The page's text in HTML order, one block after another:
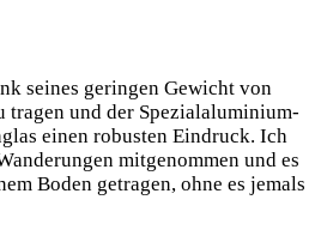
seines geringen Gewicht von
tragen und der Spezialaluminium-
einen robusten Eindruck. Ich
mitgenommen und es
Boden getragen, ohne es jemals